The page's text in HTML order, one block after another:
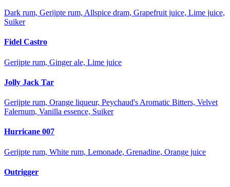
Dark rum, Gerijpte rum, Allspice dram, Grapefruit juice, Lime juice,
Suiker
Fidel Castro
Gerijpte rum, Ginger ale, Lime juice
Jolly Jack Tar
Gerijpte rum, Orange liqueur, Peychaud's Aromatic Bitters, Velvet
Falernum, Vanilla essence, Suiker
Hurricane 007
Gerijpte rum, White rum, Lemonade, Grenadine, Orange juice
Outrigger